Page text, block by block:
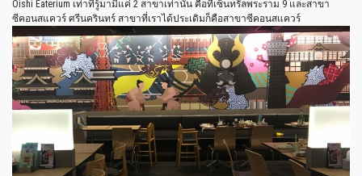
Oishi Eaterium เท่าที่รู้มามีแค่ 2 สาขาเท่านั้น คือที่เซ็นทรัลพระราม 9 และสาขา
ซีคอนสแควร์ ศรีนครินทร์ สาขาที่เราได้ประเดิมก็คือสาขาซีคอนสแควร์